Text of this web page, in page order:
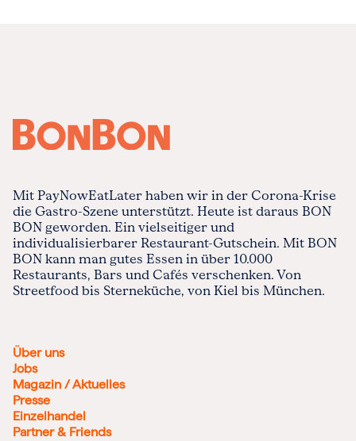
Mit PayNowEatLater haben wir in der Corona-Krise
die Gastro-Szene unterstützt. Heute ist daraus BON
BON geworden. Ein vielseitiger und
individualisierbarer Restaurant-Gutschein. Mit BON
BON kann man gutes Essen in über 10.000
Restaurants, Bars und Cafés verschenken. Von
Streetfood bis Sterneküche, von Kiel bis München.
Über uns
Jobs
Magazin / Aktuelles
Presse
Einzelhandel
Partner & Friends